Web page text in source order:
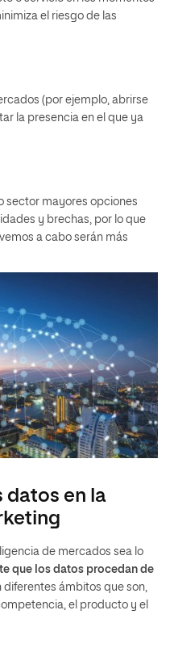
el riesgo de las
(por ejemplo, abrirse
la presencia en el que ya
sector mayores opciones
y brechas, por lo que
a cabo serán más
datos en la
de mercados sea lo
que los datos procedan de
diferentes ámbitos que son,
el producto y el